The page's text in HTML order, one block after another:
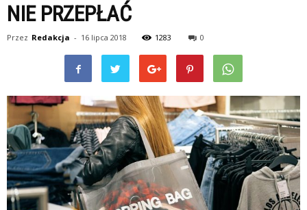
NIE PRZEPŁAĆ
Przez Redakcja - 16 lipca 2018 1283 0